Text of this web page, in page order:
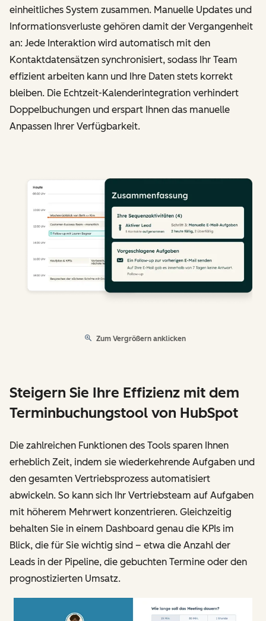
einheitliches System zusammen. Manuelle Updates und
Informationsverluste gehören damit der Vergangenheit
an: Jede Interaktion wird automatisch mit den
Kontaktdatensätzen synchronisiert, sodass Ihr Team
effizient arbeiten kann und Ihre Daten stets korrekt
bleiben. Die Echtzeit-Kalenderintegration verhindert
Doppelbuchungen und erspart Ihnen das manuelle
Anpassen Ihrer Verfügbarkeit.
Zum Vergrößern anklicken
Steigern Sie Ihre Effizienz mit dem
Terminbuchungstool von HubSpot
Die zahlreichen Funktionen des Tools sparen Ihnen
erheblich Zeit, indem sie wiederkehrende Aufgaben und
den gesamten Vertriebsprozess automatisiert
abwickeln. So kann sich Ihr Vertriebsteam auf Aufgaben
mit höherem Mehrwert konzentrieren. Gleichzeitig
behalten Sie in einem Dashboard genau die KPIs im
Blick, die für Sie wichtig sind – etwa die Anzahl der
Leads in der Pipeline, die gebuchten Termine oder den
prognostizierten Umsatz.